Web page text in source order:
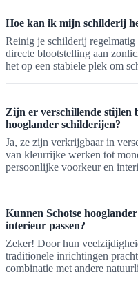
Hoe kan ik mijn schilderij
Reinig je schilderij regelmatig
directe blootstelling aan
het op een stabiele plek om
Zijn er verschillende stijlen
hooglander schilderijen?
Ja, ze zijn verkrijgbaar in
van kleurrijke werken tot
persoonlijke voorkeur en
Kunnen Schotse
interieur passen?
Zeker! Door hun
traditionele inrichtingen
combinatie met andere